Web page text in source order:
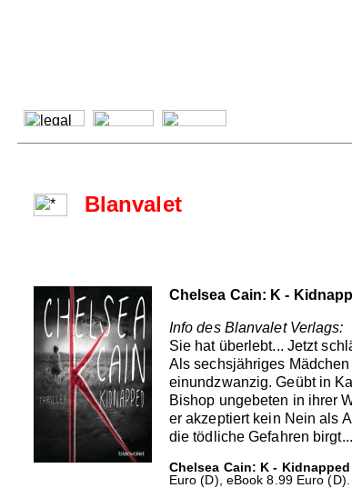
Blanvalet
Chelsea Cain: K -
Info des Blanvalet Verlags:
Sie hat überlebt... Jetzt
Als sechsjähriges
einundzwanzig. Geübt in
Bishop ungebeten in ihrer
er akzeptiert kein Nein als
die tödliche Gefahren birgt...
Chelsea Cain: K -
Euro (D), eBook 8.99 Euro (D).